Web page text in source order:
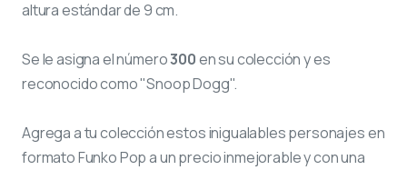
altura estándar de 9 cm.
Se le asigna el número300en su colección y es
reconocido como "Snoop Dogg".
Agrega a tu colección estos inigualables personajes en
formato Funko Pop a un precio inmejorable y con una